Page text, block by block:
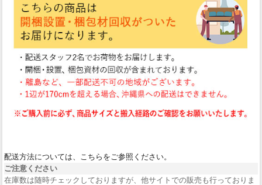
配送方法については、こちらをご参照ください。
ご注意ください
在庫数は随時チェックしておりますが、他サイトでの販売も行っておりま